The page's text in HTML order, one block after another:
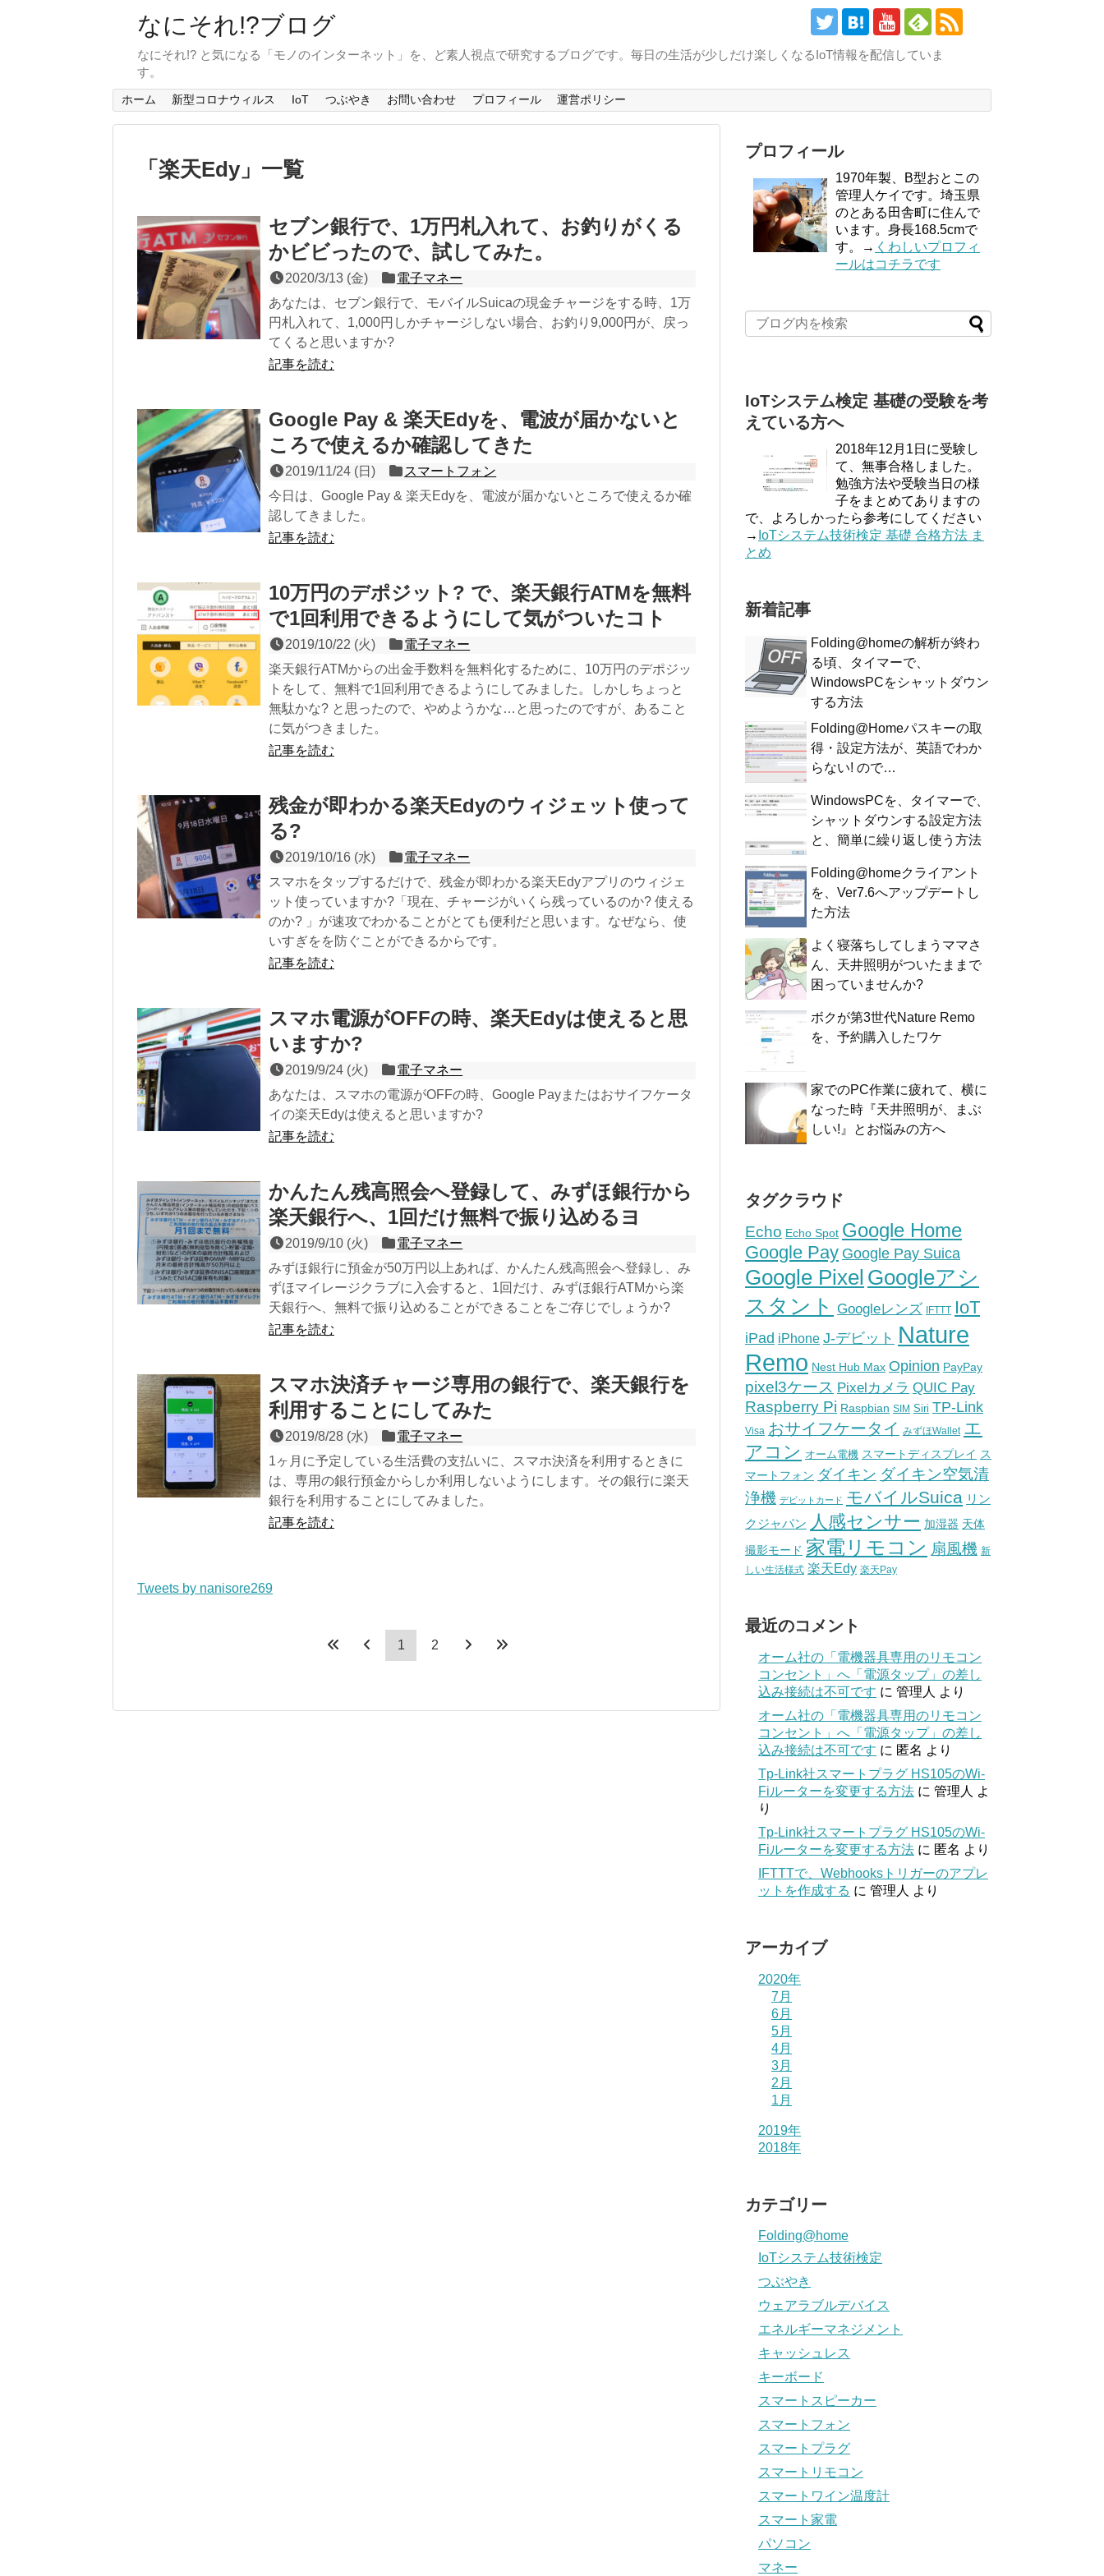
なにそれ!?ブログ
なにそれ!? と気になる「モノのインターネット」を、ど素人視点で研究するブログです。毎日の生活が少しだけ楽しくなるIoT情報を配信していま
す。
ホーム 新型コロナウィルス IoT つぶやき お問い合わせ プロフィール 運営ポリシー
「 楽天Edy」 一覧
セブン銀行で、1万円札入れて、お釣りがくる
かビビったので、試してみた。
2020/3/13 (金)
電子マネー
あなたは、セブン銀行で、モバイルSuicaの現金チャージをする時、1万
円札入れて、1,000円しかチャージしない場合、お釣り9,000円が、戻っ
てくると思いますか?
記事を読む
Google Pay & 楽天Edyを、電波が届かないと
ころで使えるか確認してきた
2019/11/24 (日)
スマートフォン
今日は、Google Pay & 楽天Edyを、電波が届かないところで使えるか確
認してきました。
記事を読む
10万円のデポジット? で、楽天銀行ATMを無料
で1回利用できるようにして気がついたコト
2019/10/22 (火)
電子マネー
楽天銀行ATMからの出金手数料を無料化するために、10万円のデポジッ
トをして、無料で1回利用できるようにしてみました。しかしちょっと
無駄かな? と思ったので、やめようかな…と思ったのですが、あること
に気がつきました。
記事を読む
残金が即わかる楽天Edyのウィジェット使って
る?
2019/10/16 (水)
電子マネー
スマホをタップするだけで、残金が即わかる楽天Edyアプリのウィジェ
ット使っていますか?「現在、チャージがいくら残っているのか? 使える
のか? 」が速攻でわかることがとても便利だと思います。なぜなら、使
いすぎをを防ぐことができるからです。
記事を読む
スマホ電源がOFFの時、楽天Edyは使えると思
いますか?
2019/9/24 (火)
電子マネー
あなたは、スマホの電源がOFFの時、Google Payまたはおサイフケータ
イの楽天Edyは使えると思いますか?
記事を読む
かんたん残高照会へ登録して、みずほ銀行から
楽天銀行へ、1回だけ無料で振り込めるヨ
2019/9/10 (火)
電子マネー
みずほ銀行に預金が50万円以上あれば、かんたん残高照会へ登録し、み
ずほマイレージクラブに入会すると、1回だけ、みずほ銀行ATMから楽
天銀行へ、無料で振り込めることができることをご存じでしょうか?
記事を読む
スマホ決済チャージ専用の銀行で、楽天銀行を
利用することにしてみた
2019/8/28 (水)
電子マネー
1ヶ月に予定している生活費の支払いに、スマホ決済を利用するときに
は、専用の銀行預金からしか利用しないようにします。その銀行に楽天
銀行を利用することにしてみました。
記事を読む
Tweets by nanisore269
1 2
プロフィール
1970年製、B型おとこの
管理人ケイです。埼玉県
のとある田舎町に住んで
います。身長168.5cmで
す。→ くわしいプロフィ
ールはコチラです
IoTシステム検定 基礎の受験を考
えている方へ
2018年12月1日に受験し
て、無事合格しました。
勉強方法や受験当日の様
子をまとめてありますの
で、よろしかったら参考にしてください
→ IoTシステム技術検定 基礎 合格方法 ま
とめ
新着記事
Folding@homeの解析が終わ
る頃、タイマーで、
WindowsPCをシャットダウン
する方法
Folding@Homeパスキーの取
得・設定方法が、英語でわか
らない! ので…
WindowsPCを、タイマーで、
シャットダウンする設定方法
と、簡単に繰り返し使う方法
Folding@homeクライアント
を、Ver7.6へアップデートし
た方法
よく寝落ちしてしまうママさ
ん、天井照明がついたままで
困っていませんか?
ボクが第3世代Nature Remo
を、予約購入したワケ
家でのPC作業に疲れて、横に
なった時『天井照明が、まぶ
しい!』とお悩みの方へ
タグクラウド
Echo Echo Spot Google Home
Google Pay Google Pay Suica
Google Pixel Googleアシ
スタント Googleレンズ IFTTT IoT
iPad iPhone J-デビット Nature
Remo Nest Hub Max Opinion PayPay
pixel3ケース Pixelカメラ QUIC Pay
Raspberry Pi Raspbian SIM Siri TP-Link
Visa おサイフケータイ みずほWallet エ
アコン オーム電機 スマートディスプレイ ス
マートフォン ダイキン ダイキン空気清
浄機 デビットカード モバイルSuica リン
クジャパン 人感センサー 加湿器 天体
撮影モード 家電リモコン 扇風機 新
しい生活様式 楽天Edy 楽天Pay
最近のコメント
オーム社の「電機器具専用のリモコン
コンセント」へ「電源タップ」の差し
込み接続は不可です に 管理人 より
オーム社の「電機器具専用のリモコン
コンセント」へ「電源タップ」の差し
込み接続は不可です に 匿名 より
Tp-Link社スマートプラグ HS105のWi-
Fiルーターを変更する方法 に 管理人 よ
り
Tp-Link社スマートプラグ HS105のWi-
Fiルーターを変更する方法 に 匿名 より
IFTTTで、Webhooksトリガーのアプレ
ットを作成する に 管理人 より
アーカイブ
2020年
7月
6月
5月
4月
3月
2月
1月
2019年
2018年
カテゴリー
Folding@home
IoTシステム技術検定
つぶやき
ウェアラブルデバイス
エネルギーマネジメント
キャッシュレス
キーボード
スマートスピーカー
スマートフォン
スマートプラグ
スマートリモコン
スマートワイン温度計
スマート家電
パソコン
マネー